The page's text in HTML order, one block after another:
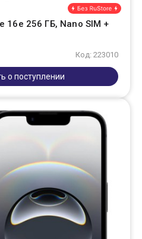
16e 256 ГБ, Nano SIM +
Код: 223010
о поступлении